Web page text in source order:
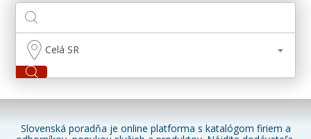
Celá SR
Slovenská poradňa je online platforma s katalógom firiem a